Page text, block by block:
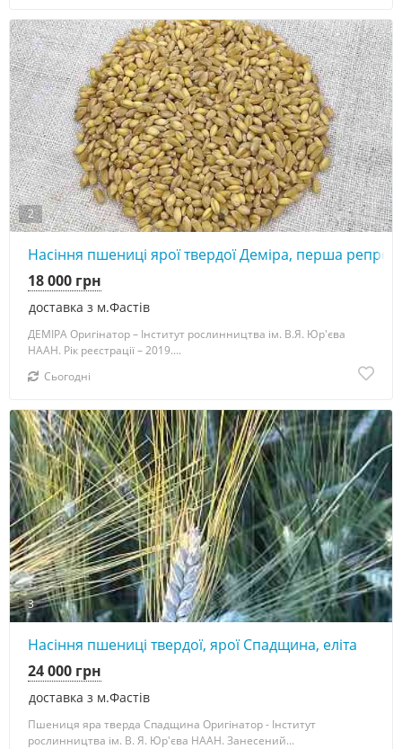
2
Насіння пшениці ярої твердої Деміра, перша
доставка з м.Фастів
18 000 грн
ДЕМІРА Оригінатор – Інститут рослинництва ім. В.Я. Юр'єва
НААН. Рік реєстрації – 2019....
Сьогодні
3
Насіння пшениці твердої, ярої Спадщина, еліта
доставка з м.Фастів
24 000 грн
Пшениця яра тверда Спадщина Оригінатор - Інститут
рослинництва ім. В. Я. Юр'єва НААН. Занесений...